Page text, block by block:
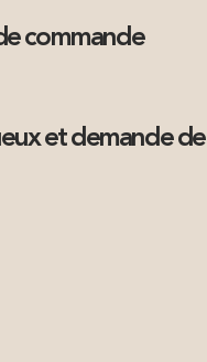
commande
et demande de